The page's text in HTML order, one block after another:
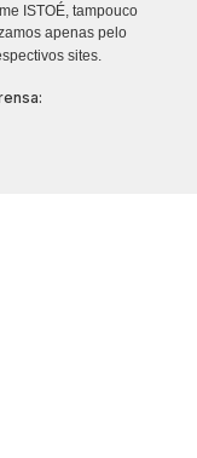
ISTOÉ, tampouco
apenas pelo
sites.